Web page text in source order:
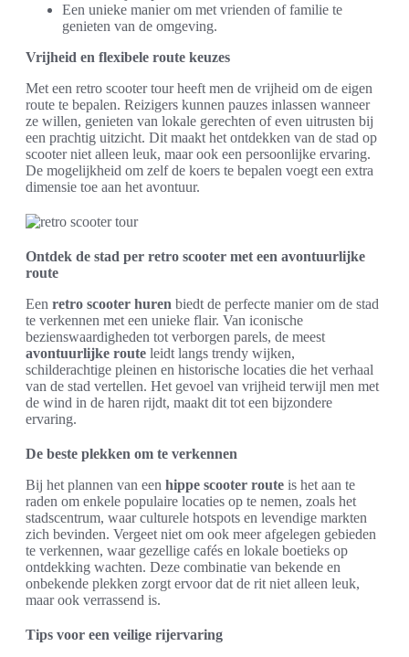
Een unieke manier om met vrienden of familie te
genieten van de omgeving.
Vrijheid en flexibele route keuzes
Met een retro scooter tour heeft men de vrijheid om de eigen
route te bepalen. Reizigers kunnen pauzes inlassen wanneer
ze willen, genieten van lokale gerechten of even uitrusten bij
een prachtig uitzicht. Dit maakt het ontdekken van de stad op
scooter niet alleen leuk, maar ook een persoonlijke ervaring.
De mogelijkheid om zelf de koers te bepalen voegt een extra
dimensie toe aan het avontuur.
Ontdek de stad per retro scooter met een avontuurlijke
route
Een retro scooter huren biedt de perfecte manier om de stad
te verkennen met een unieke flair. Van iconische
bezienswaardigheden tot verborgen parels, de meest
avontuurlijke route leidt langs trendy wijken,
schilderachtige pleinen en historische locaties die het verhaal
van de stad vertellen. Het gevoel van vrijheid terwijl men met
de wind in de haren rijdt, maakt dit tot een bijzondere
ervaring.
De beste plekken om te verkennen
Bij het plannen van een hippe scooter route is het aan te
raden om enkele populaire locaties op te nemen, zoals het
stadscentrum, waar culturele hotspots en levendige markten
zich bevinden. Vergeet niet om ook meer afgelegen gebieden
te verkennen, waar gezellige cafés en lokale boetieks op
ontdekking wachten. Deze combinatie van bekende en
onbekende plekken zorgt ervoor dat de rit niet alleen leuk,
maar ook verrassend is.
Tips voor een veilige rijervaring